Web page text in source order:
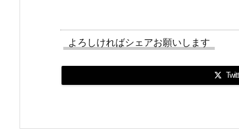
よろしければシェアお願いします